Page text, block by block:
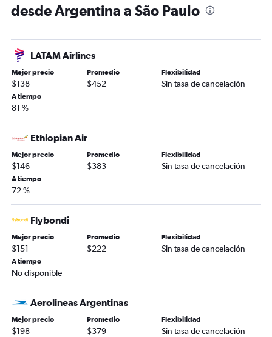
desde Argentina a São Paulo
LATAM Airlines
Mejor precio
$138
Promedio
$452
Flexibilidad
Sin tasa de cancelación
A tiempo
81 %
Ethiopian Air
Mejor precio
$146
Promedio
$383
Flexibilidad
Sin tasa de cancelación
A tiempo
72 %
Flybondi
Mejor precio
$151
Promedio
$222
Flexibilidad
Sin tasa de cancelación
A tiempo
No disponible
Aerolineas Argentinas
Mejor precio
$198
Promedio
$379
Flexibilidad
Sin tasa de cancelación